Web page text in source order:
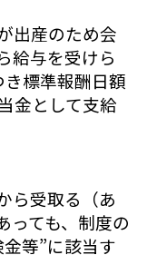
出産のため会
給与を受けら
標準報酬日額
金として支給
ら受取る（あ
っても、制度の
等”に該当す